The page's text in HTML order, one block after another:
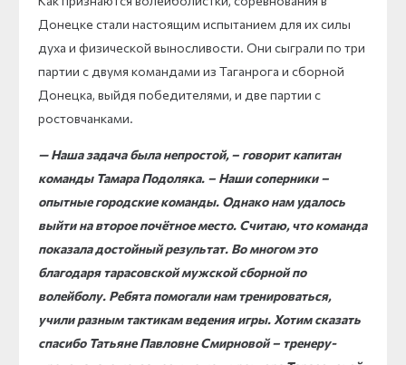
Донецке стали настоящим испытанием для их силы
духа и физической выносливости. Они сыграли по три
партии с двумя командами из Таганрога и сборной
Донецка, выйдя победителями, и две партии с
ростовчанками.
— Наша задача была непростой, – говорит капитан
команды Тамара Подоляка. – Наши соперники –
опытные городские команды. Однако нам удалось
выйти на второе почётное место. Считаю, что команда
показала достойный результат. Во многом это
благодаря тарасовской мужской сборной по
волейболу. Ребята помогали нам тренироваться,
учили разным тактикам ведения игры. Хотим сказать
спасибо Татьяне Павловне Смирновой – тренеру-